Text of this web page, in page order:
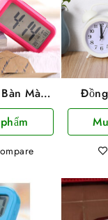
Màn
Thức,
Độ